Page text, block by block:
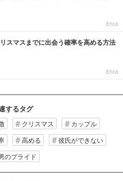
Erica
スマスまでに出会う確率を高める方法
Erica
するタグ
クリスマス
カップル
高める
彼氏ができない
のプライド